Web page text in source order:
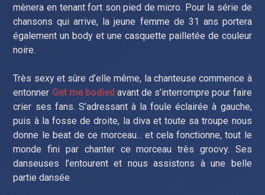
mènera en tenant fort son pied de micro. Pour la série de
chansons qui arrive, la jeune femme de 31 ans portera
également un body et une casquette pailletée de couleur
noire.
Très sexy et sûre d’elle même, la chanteuse commence à
entonner Get me bodiedavant de s’interrompre pour faire
crier ses fans. S’adressant à la foule éclairée à gauche,
puis à la fosse de droite, la diva et toute sa troupe nous
donne le beat de ce morceau... et cela fonctionne, tout le
monde fini par chanter ce morceau très groovy. Ses
danseuses l’entourent et nous assistons à une belle
partie dansée.